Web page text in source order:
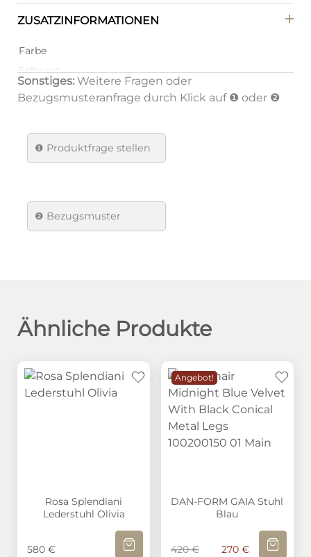
ZUSATZINFORMATIONEN
Farbe
Schwarz
Farbe Gestell
Material Gestell
Stoff RPES
Sonstiges: Weitere Fragen oder
Bezugsmusteranfrage durch Klick auf ❶ oder ❷
❶ Produktfrage stellen
❷ Bezugsmuster
Ähnliche Produkte
Rosa Splendiani Lederstuhl Olivia
Rosa Splendiani
Lederstuhl Olivia
580 €
IN DEN WARENKORB
Angebot!
DAN-FORM GAIA Stuhl
DAN-FORM GAIA Stuhl
Blau
420€ Ursprünglicher
270 € Aktueller
IN DEN